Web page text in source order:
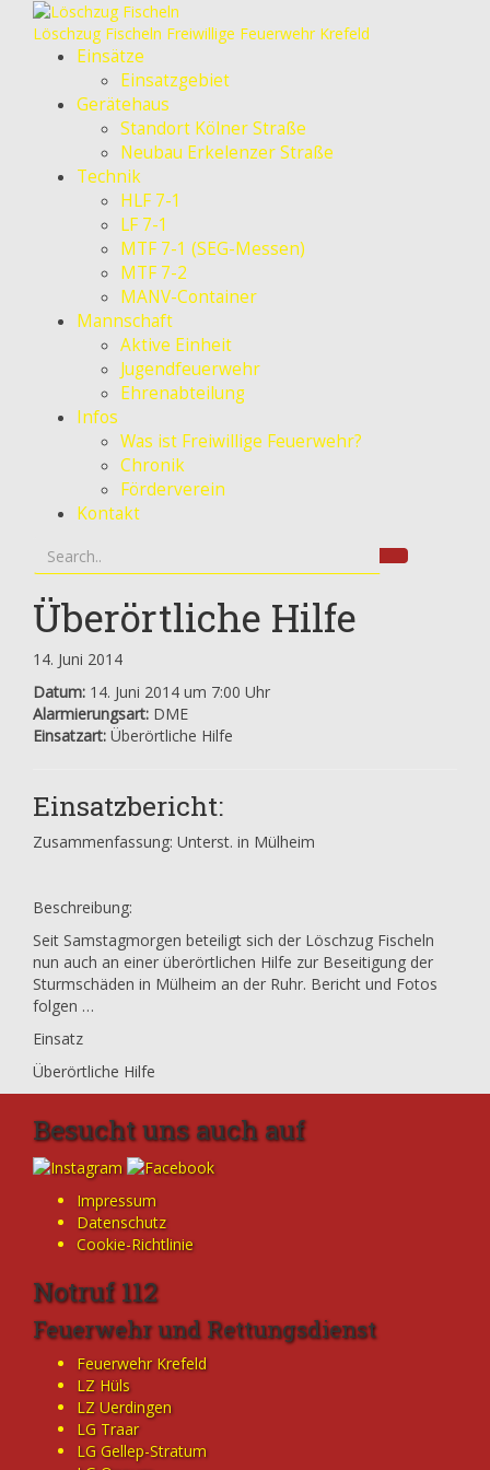
Löschzug Fischeln Freiwillige Feuerwehr Krefeld
Einsätze
Einsatzgebiet
Gerätehaus
Standort Kölner Straße
Neubau Erkelenzer Straße
Technik
HLF 7-1
LF 7-1
MTF 7-1 (SEG-Messen)
MTF 7-2
MANV-Container
Mannschaft
Aktive Einheit
Jugendfeuerwehr
Ehrenabteilung
Infos
Was ist Freiwillige Feuerwehr?
Chronik
Förderverein
Kontakt
Überörtliche Hilfe
14. Juni 2014
Datum: 14. Juni 2014 um 7:00 Uhr
Alarmierungsart: DME
Einsatzart: Überörtliche Hilfe
Einsatzbericht:
Zusammenfassung: Unterst. in Mülheim
Beschreibung:
Seit Samstagmorgen beteiligt sich der Löschzug Fischeln
nun auch an einer überörtlichen Hilfe zur Beseitigung der
Sturmschäden in Mülheim an der Ruhr. Bericht und Fotos
folgen …
Einsatz
Überörtliche Hilfe
Besucht uns auch auf
Impressum
Datenschutz
Cookie-Richtlinie
Notruf 112
Feuerwehr und Rettungsdienst
Feuerwehr Krefeld
LZ Hüls
LZ Uerdingen
LG Traar
LG Gellep-Stratum